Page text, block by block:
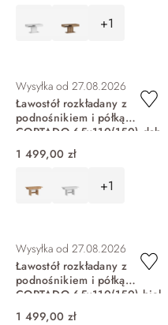
+1
Wysyłka od 27.08.2026
Ławostół rozkładany z
podnośnikiem i półką
CORTADO 65x110(150) dąb
coast evoke CRTT03
1 499,00 zł
+1
Wysyłka od 27.08.2026
Ławostół rozkładany z
podnośnikiem i półką
CORTADO 65x110(150) biel
alpejska CRTT03
1 499,00 zł